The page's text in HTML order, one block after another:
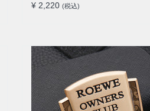
¥ 2,220 (税込)